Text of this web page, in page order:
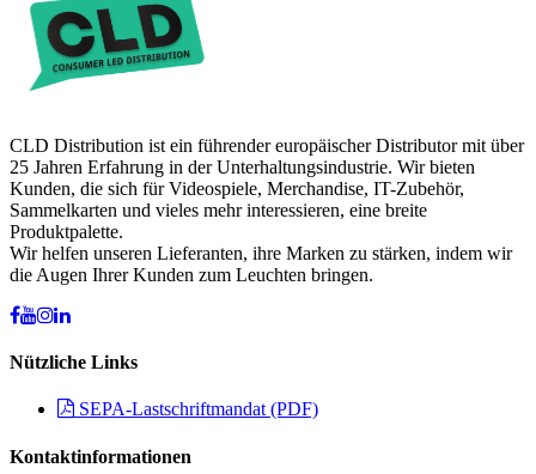
CLD Distribution ist ein führender europäischer Distributor mit über
25 Jahren Erfahrung in der Unterhaltungsindustrie. Wir bieten
Kunden, die sich für Videospiele, Merchandise, IT-Zubehör,
Sammelkarten und vieles mehr interessieren, eine breite
Produktpalette.
Wir helfen unseren Lieferanten, ihre Marken zu stärken, indem wir
die Augen Ihrer Kunden zum Leuchten bringen.
Nützliche Links
SEPA-Lastschriftmandat (PDF)
Kontaktinformationen